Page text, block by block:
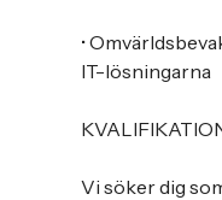
•
IT-lösningarna
Vi söker dig